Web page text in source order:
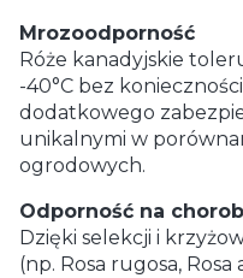
Mrozoodporność
Róże kanadyjskie
-40°C bez
dodatkowego
unikalnymi w
ogrodowych.
Odporność na
Dzięki selekcji i
(np. Rosa rugosa,